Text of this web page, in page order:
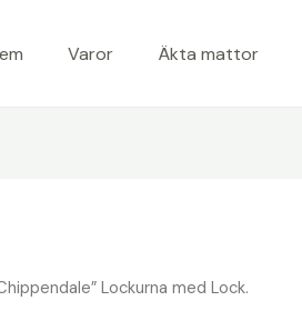
Varor Äkta mattor
Lockurna med Lock.